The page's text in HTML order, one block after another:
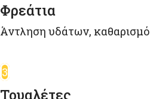
Φρεάτια
Άντληση υδάτων,
3
Τουαλέτες